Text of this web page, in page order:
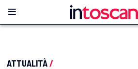
ATTUALITÀ/